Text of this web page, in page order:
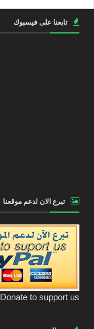
تابعنا على فيسبوك
تبرع الان لدعم موقعنا
Donate to support us